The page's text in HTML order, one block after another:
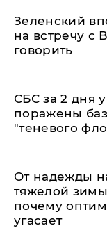
Зеленский
на встречу с
говорить
СБС за 2 дня
поражены
"теневого
От надежды
тяжелой
почему
угасает